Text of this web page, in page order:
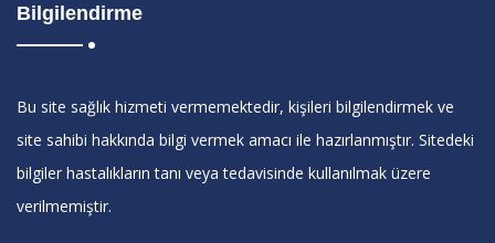
Bilgilendirme
Bu site sağlık hizmeti vermemektedir, kişileri bilgilendirmek ve
site sahibi hakkında bilgi vermek amacı ile hazırlanmıştır. Sitedeki
bilgiler hastalıkların tanı veya tedavisinde kullanılmak üzere
verilmemiştir.